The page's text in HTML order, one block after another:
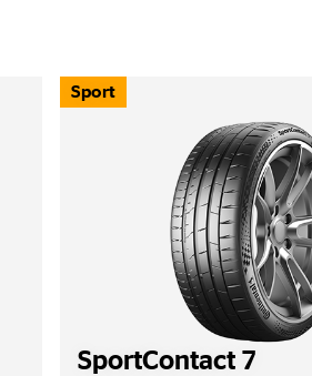
Sport
SportContact 7